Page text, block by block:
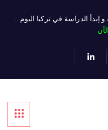
الدراسة في تركيا اليوم ..